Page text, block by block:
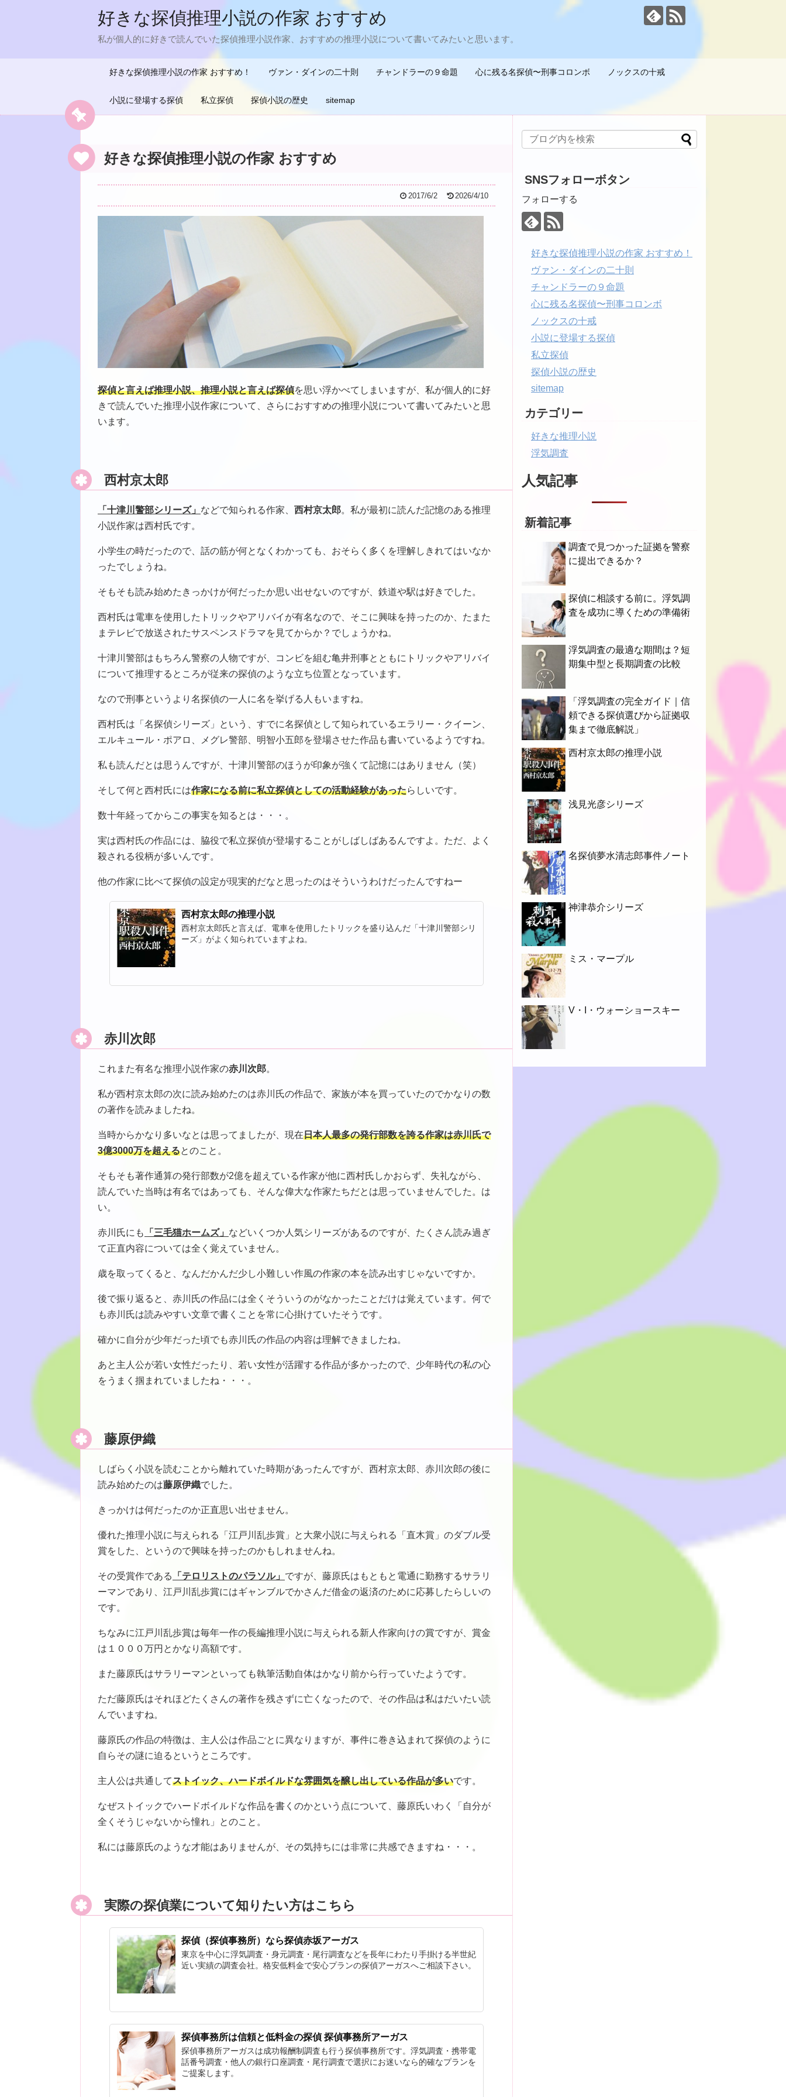
好きな探偵推理小説の作家 おすすめ
私が個人的に好きで読んでいた探偵推理小説作家、おすすめの推理小説について書いてみたいと思います。
好きな探偵推理小説の作家 おすすめ！ ヴァン・ダインの二十則 チャンドラーの９命題 心に残る名探偵〜刑事コロンボ ノックスの十戒
小説に登場する探偵 私立探偵 探偵小説の歴史 sitemap
好きな探偵推理小説の作家 おすすめ
2017/6/2 2026/4/10
探偵と言えば推理小説、推理小説と言えば探偵を思い浮かべてしまいますが、私が個人的に好
きで読んでいた推理小説作家について、さらにおすすめの推理小説について書いてみたいと思
います。
西村京太郎
「十津川警部シリーズ」 などで知られる作家、 西村京太郎。私が最初に読んだ記憶のある推理
小説作家は西村氏です。
小学生の時だったので、話の筋が何となくわかっても、おそらく多くを理解しきれてはいなか
ったでしょうね。
そもそも読み始めたきっかけが何だったか思い出せないのですが、鉄道や駅は好きでした。
西村氏は電車を使用したトリックやアリバイが有名なので、そこに興味を持ったのか、たまた
まテレビで放送されたサスペンスドラマを見てからか？でしょうかね。
十津川警部はもちろん警察の人物ですが、コンビを組む亀井刑事とともにトリックやアリバイ
について推理するところが従来の探偵のような立ち位置となっています。
なので刑事というより名探偵の一人に名を挙げる人もいますね。
西村氏は「名探偵シリーズ」という、すでに名探偵として知られているエラリー・クイーン、
エルキュール・ポアロ、メグレ警部、明智小五郎を登場させた作品も書いているようですね。
私も読んだとは思うんですが、十津川警部のほうが印象が強くて記憶にはありません（笑）
そして何と西村氏には作家になる前に私立探偵としての活動経験があったらしいです。
数十年経ってからこの事実を知るとは・・・。
実は西村氏の作品には、脇役で私立探偵が登場することがしばしばあるんですよ。ただ、よく
殺される役柄が多いんです。
他の作家に比べて探偵の設定が現実的だなと思ったのはそういうわけだったんですねー
西村京太郎の推理小説
西村京太郎氏と言えば、電車を使用したトリックを盛り込んだ「十津川警部シリ
ーズ」がよく知られていますよね。
赤川次郎
これまた有名な推理小説作家の赤川次郎。
私が西村京太郎の次に読み始めたのは赤川氏の作品で、家族が本を買っていたのでかなりの数
の著作を読みましたね。
当時からかなり多いなとは思ってましたが、現在日本人最多の発行部数を誇る作家は赤川氏で
3億3000万を超えるとのこと。
そもそも著作通算の発行部数が2億を超えている作家が他に西村氏しかおらず、失礼ながら、
読んでいた当時は有名ではあっても、そんな偉大な作家たちだとは思っていませんでした。は
い。
赤川氏にも 「三毛猫ホームズ」 などいくつか人気シリーズがあるのですが、たくさん読み過ぎ
て正直内容については全く覚えていません。
歳を取ってくると、なんだかんだ少し小難しい作風の作家の本を読み出すじゃないですか。
後で振り返ると、赤川氏の作品には全くそういうのがなかったことだけは覚えています。何で
も赤川氏は読みやすい文章で書くことを常に心掛けていたそうです。
確かに自分が少年だった頃でも赤川氏の作品の内容は理解できましたね。
あと主人公が若い女性だったり、若い女性が活躍する作品が多かったので、少年時代の私の心
をうまく掴まれていましたね・・・。
藤原伊織
しばらく小説を読むことから離れていた時期があったんですが、西村京太郎、赤川次郎の後に
読み始めたのは藤原伊織でした。
きっかけは何だったのか正直思い出せません。
優れた推理小説に与えられる「江戸川乱歩賞」と大衆小説に与えられる「直木賞」のダブル受
賞をした、というので興味を持ったのかもしれませんね。
その受賞作である 「テロリストのパラソル」 ですが、藤原氏はもともと電通に勤務するサラリ
ーマンであり、江戸川乱歩賞にはギャンブルでかさんだ借金の返済のために応募したらしいの
です。
ちなみに江戸川乱歩賞は毎年一作の長編推理小説に与えられる新人作家向けの賞ですが、賞金
は１０００万円とかなり高額です。
また藤原氏はサラリーマンといっても執筆活動自体はかなり前から行っていたようです。
ただ藤原氏はそれほどたくさんの著作を残さずに亡くなったので、その作品は私はだいたい読
んでいますね。
藤原氏の作品の特徴は、主人公は作品ごとに異なりますが、事件に巻き込まれて探偵のように
自らその謎に迫るというところです。
主人公は共通してストイック、ハードボイルドな雰囲気を醸し出している作品が多いです。
なぜストイックでハードボイルドな作品を書くのかという点について、藤原氏いわく「自分が
全くそうじゃないから憧れ」とのこと。
私には藤原氏のような才能はありませんが、その気持ちには非常に共感できますね・・・。
実際の探偵業について知りたい方はこちら
探偵（探偵事務所）なら探偵赤坂アーガス
東京を中心に浮気調査・身元調査・尾行調査などを長年にわたり手掛ける半世紀
近い実績の調査会社。格安低料金で安心プランの探偵アーガスへご相談下さい。
探偵事務所は信頼と低料金の探偵 探偵事務所アーガス
探偵事務所アーガスは成功報酬制調査も行う探偵事務所です。浮気調査・携帯電
話番号調査・他人の銀行口座調査・尾行調査で選択にお迷いなら的確なプランを
ご提案します。
SNSフォローボタン
フォローする
好きな探偵推理小説の作家 おすすめ！
ヴァン・ダインの二十則
チャンドラーの９命題
心に残る名探偵〜刑事コロンボ
ノックスの十戒
小説に登場する探偵
私立探偵
探偵小説の歴史
sitemap
カテゴリー
好きな推理小説
浮気調査
人気記事
新着記事
調査で見つかった証拠を警察
に提出できるか？
探偵に相談する前に。浮気調
査を成功に導くための準備術
浮気調査の最適な期間は？短
期集中型と長期調査の比較
「浮気調査の完全ガイド｜信
頼できる探偵選びから証拠収
集まで徹底解説」
西村京太郎の推理小説
浅見光彦シリーズ
名探偵夢水清志郎事件ノート
神津恭介シリーズ
ミス・マープル
V・I・ウォーショースキー